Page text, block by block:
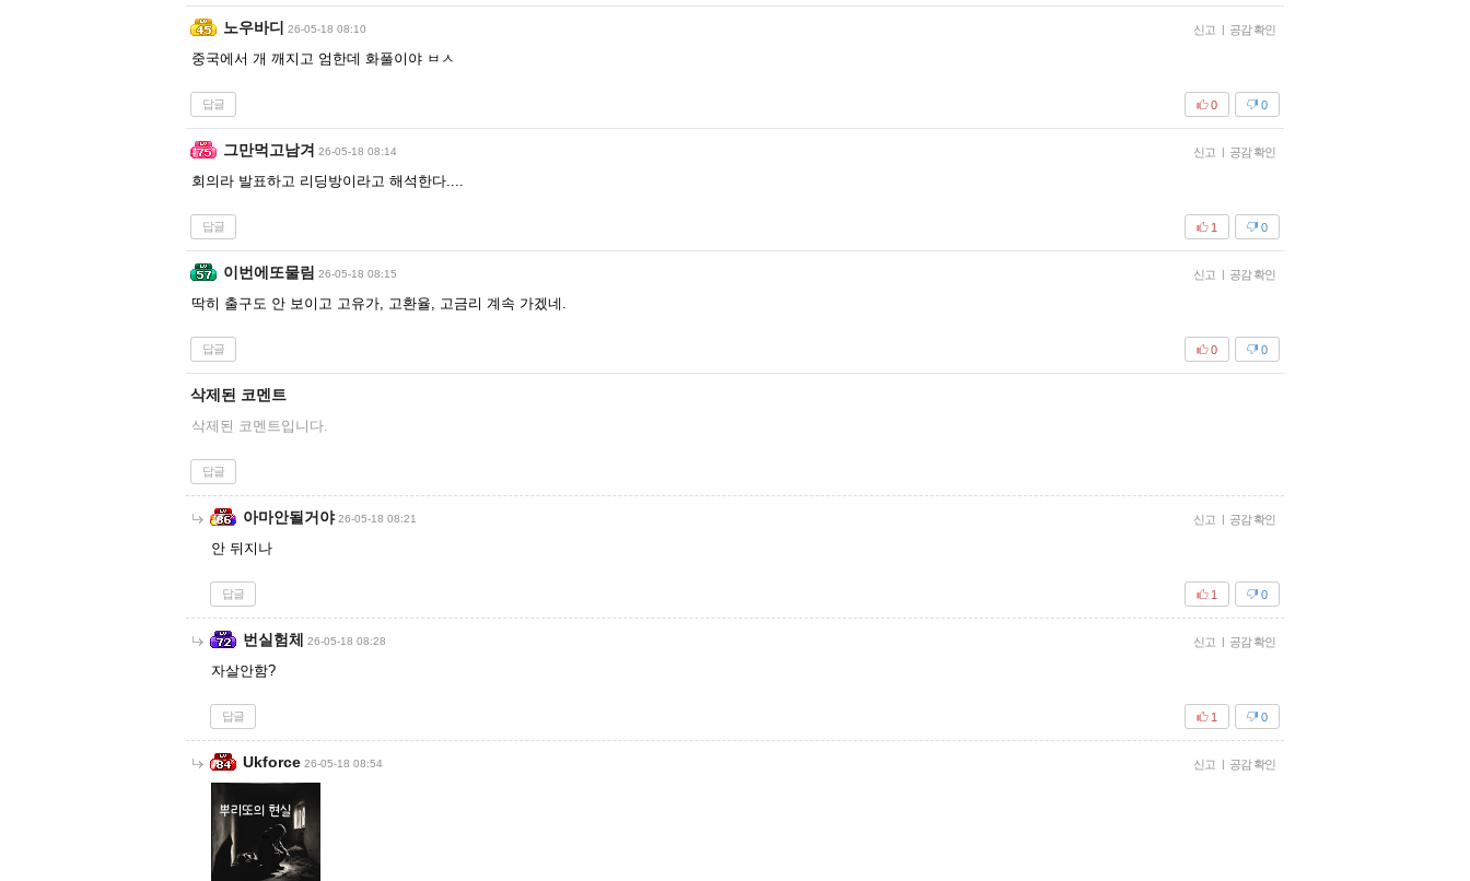
노우바디 26-05-18 08:10 신고 | 공감 확인
중국에서 개 깨지고 엄한데 화풀이야 ㅂㅅ
답글 0
0
그만먹고남겨 26-05-18 08:14 신고 | 공감 확인
회의라 발표하고 리딩방이라고 해석한다....
답글 0
1
이번에또물림 26-05-18 08:15 신고 | 공감 확인
딱히 출구도 안 보이고 고유가, 고환율, 고금리 계속 가겠네.
답글 0
0
삭제된 코멘트
삭제된 코멘트입니다.
답글
아마안될거야 26-05-18 08:21 신고 | 공감 확인
안 뒤지나
답글 0
1
번실험체 26-05-18 08:28 신고 | 공감 확인
자살안함?
답글 0
1
Ukforce 26-05-18 08:54 신고 | 공감 확인